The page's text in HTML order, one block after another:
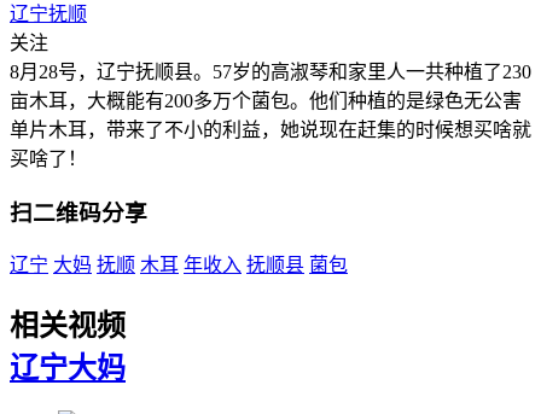
辽宁抚顺
关注
8月28号，辽宁抚顺县。57岁的高淑琴和家里人一共种植了230
亩木耳，大概能有200多万个菌包。他们种植的是绿色无公害
单片木耳，带来了不小的利益，她说现在赶集的时候想买啥就
买啥了！
扫二维码分享
辽宁 大妈 抚顺 木耳 年收入 抚顺县 菌包
相关视频
辽宁大妈